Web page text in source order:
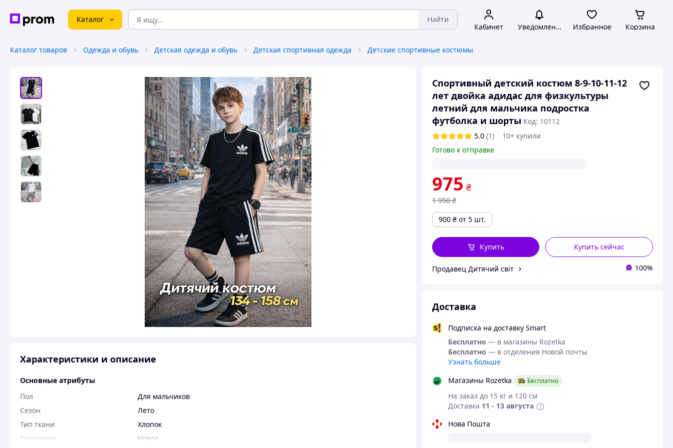
Каталог Найти
Кабинет Уведомления Избранное Корзина
Каталог товаров Одежда и обувь Детская одежда и обувь Детская спортивная одежда Детские спортивные костюмы
Спортивный детский костюм 8-9-10-11-12
лет двойка адидас для физкультуры
летний для мальчика подростка
футболка и шорты Код: 10112
5.0 (1)
10+ купили
Готово к отправке
975 ₴
1 950 ₴
900 ₴ от 5 шт.
Купить сейчас
Купить
Продавец Дитячий світ 100%
Доставка
Подписка на доставку Smart
Бесплатно — в магазины Rozetka
Бесплатно — в отделения Новой почты
Узнать больше
Магазины Rozetka
Бесплатно
На заказ до 15 кг и 120 см
Доставка 11 - 13 августа
Нова Пошта
Характеристики и описание
Основные атрибуты
Пол
Для мальчиков
Сезон
Лето
Тип ткани
Хлопок
Состояние
Новое